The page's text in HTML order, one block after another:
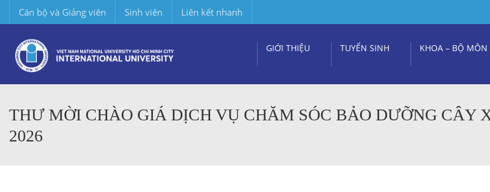
Cán bộ và Giảng viên Sinh viên Liên kết nhanh
GIỚI THIỆU TUYỂN SINH KHOA – BỘ MÔN
THƯ MỜI CHÀO GIÁ DỊCH VỤ CHĂM SÓC BẢO DƯỠNG CÂY
2026